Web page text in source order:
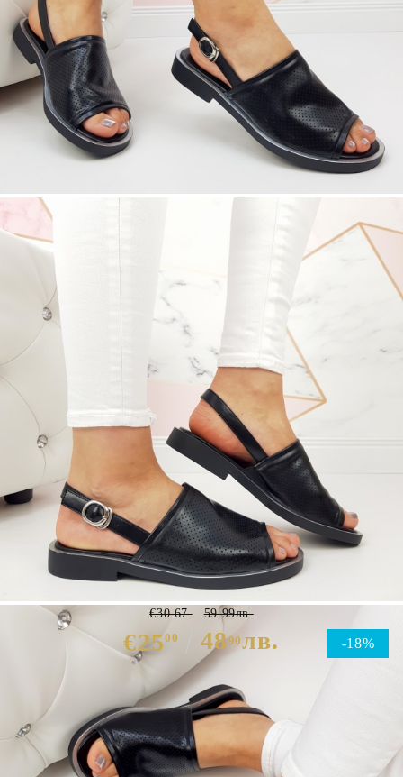
Дамски ниски сандали в черен
цвят- Eliza
-18%
€2500 4890лв.
€30.67 59.99лв.
Избери размер :
ЦВЯТ ОСНОВЕН:
МАТЕРИАЛ ОСНОВЕН:
ЕКО КОЖА
МАТЕРИАЛ ВЪТРЕШНА ЧАСТ:
ЕКО КОЖА